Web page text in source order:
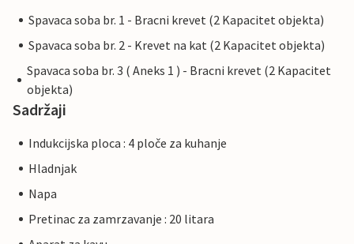
Spavaca soba br. 1 - Bracni krevet (2 Kapacitet objekta)
Spavaca soba br. 2 - Krevet na kat (2 Kapacitet objekta)
Spavaca soba br. 3 ( Aneks 1 ) - Bracni krevet (2 Kapacitet
objekta)
Sadržaji
Indukcijska ploca : 4 ploče za kuhanje
Hladnjak
Napa
Pretinac za zamrzavanje : 20 litara